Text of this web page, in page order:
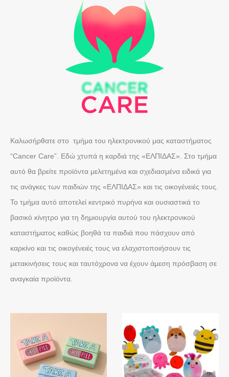
Καλωσήρθατε στο τμήμα του ηλεκτρονικού μας καταστήματος
“Cancer Care”. Εδώ χτυπά η καρδιά της «ΕΛΠΙΔΑΣ». Στο τμήμα
αυτό θα βρείτε προϊόντα μελετημένα και σχεδιασμένα ειδικά για
τις ανάγκες των παιδιών της «ΕΛΠΙΔΑΣ» και τις οικογένειές τους.
Το τμήμα αυτό αποτελεί κεντρικό πυρήνα και ουσιαστικά το
βασικό κίνητρο για τη δημιουργία αυτού του ηλεκτρονικού
καταστήματος καθώς βοηθά τα παιδιά που πάσχουν από
καρκίνο και τις οικογένειές τους να ελαχιστοποιήσουν τις
μετακινήσεις τους και ταυτόχρονα να έχουν άμεση πρόσβαση σε
αναγκαία προϊόντα.